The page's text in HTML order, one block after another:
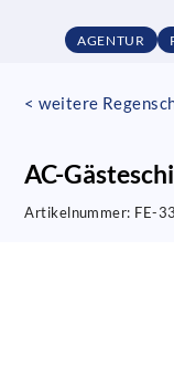
AGENTUR
< weitere
AC-
Artikelnummer: FE-